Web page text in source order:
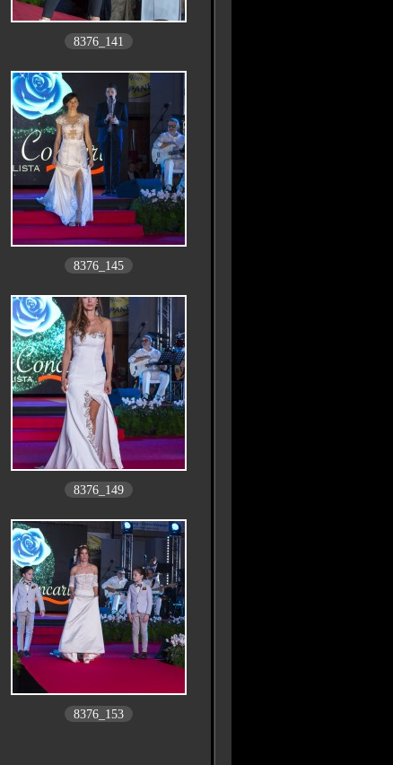
8376_141
8376_145
8376_149
8376_153